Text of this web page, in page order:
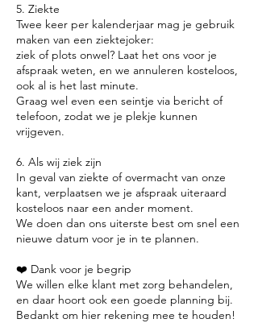
5. Ziekte
Twee keer per kalenderjaar mag je gebruik
maken van een ziektejoker:
ziek of plots onwel? Laat het ons voor je
afspraak weten, en we annuleren kosteloos,
ook al is het last minute.
Graag wel even een seintje via bericht of
telefoon, zodat we je plekje kunnen
vrijgeven.
6. Als wij ziek zijn
In geval van ziekte of overmacht van onze
kant, verplaatsen we je afspraak uiteraard
kosteloos naar een ander moment.
We doen dan ons uiterste best om snel een
nieuwe datum voor je in te plannen.
❤️ Dank voor je begrip
We willen elke klant met zorg behandelen,
en daar hoort ook een goede planning bij.
Bedankt om hier rekening mee te houden!